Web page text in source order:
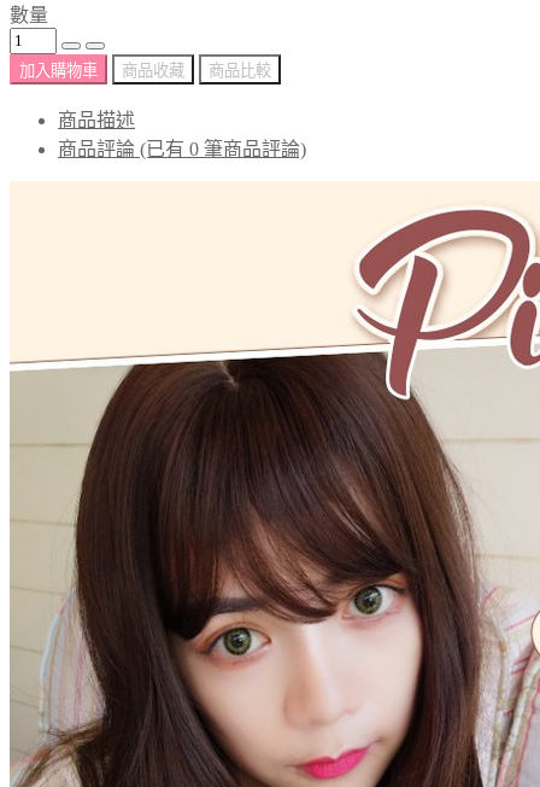
數量
加入購物車 商品收藏 商品比較
商品描述
商品評論 (已有 0 筆商品評論)